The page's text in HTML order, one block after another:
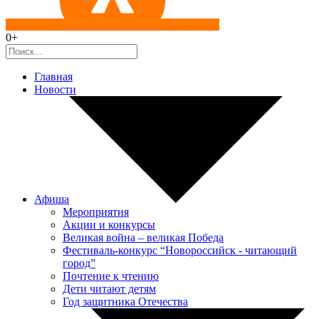
0+
Главная
Новости
Афиша
Мероприятия
Акции и конкурсы
Великая война – великая Победа
Фестиваль-конкурс “Новороссийск - читающий
город”
Почтение к чтению
Дети читают детям
Год защитника Отечества